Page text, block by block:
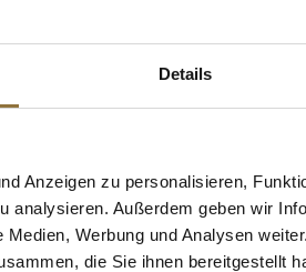
Details
Anzeigen zu personalisieren,
analysieren. Außerdem geben wir
Werbung und Analysen
die Sie ihnen bereitgestellt
AUCH